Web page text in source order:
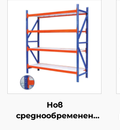
Нов
среднообременен